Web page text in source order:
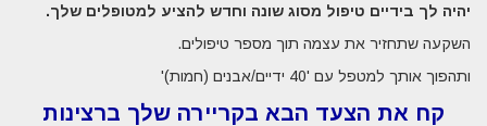
יהיה לך בידיים טיפול מסוג שונה וחדש להציע למטופלים שלך.
השקעה שתחזיר את עצמה תוך מספר טיפולים.
ותהפוך אותך למטפל עם '40 ידיים/אבנים (חמות)'
קח את הצעד הבא בקריירה שלך ברצינות